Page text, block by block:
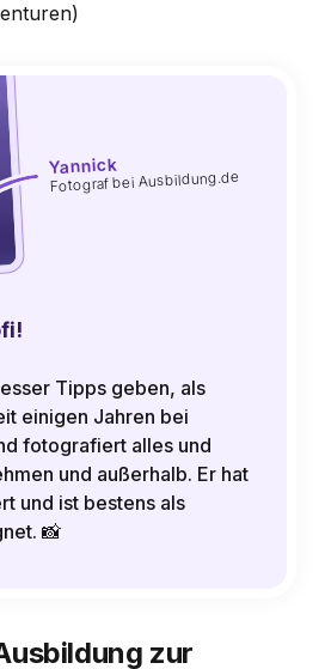
Yannick
Fotograf bei Ausbildung.de
Tipps geben, als
einigen Jahren bei
fotografiert alles und
und außerhalb. Er hat
und ist bestens als
📸
zur